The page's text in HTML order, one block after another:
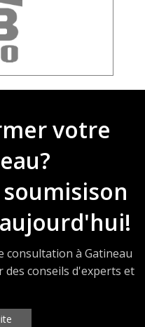
votre
aujourd'hui!
consultation à Gatineau
conseils d'experts et